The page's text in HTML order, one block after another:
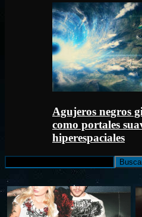
Agujeros negros
como portales
hiperespaciales